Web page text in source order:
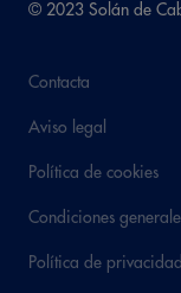
© 2023 Solán de
Contacta
Aviso legal
Política de cookies
Condiciones
Política de privacidad